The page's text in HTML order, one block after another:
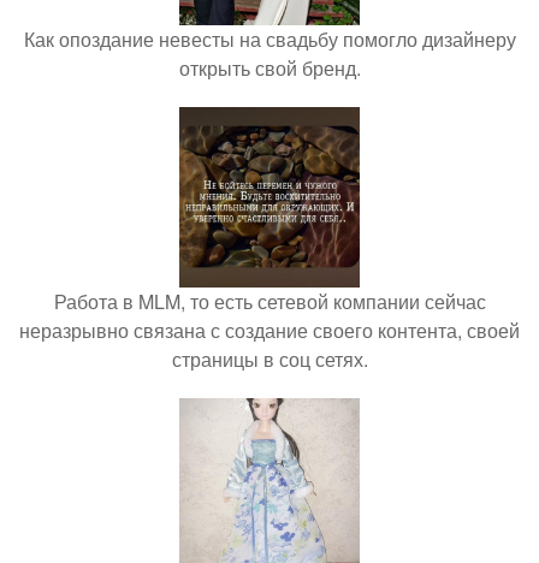
Как опоздание невесты на свадьбу помогло дизайнеру
открыть свой бренд.
Работа в MLM, то есть сетевой компании сейчас
неразрывно связана с создание своего контента, своей
страницы в соц сетях.